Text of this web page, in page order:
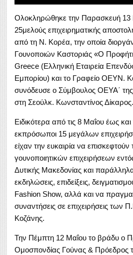
Ολοκληρώθηκε την Παρασκευή 13
25μελούς επιχειρηματικής
από τη Ν. Κορέα, την οποία
Γουνοποιών Καστοριάς «Ο
Greece (Ελληνική Εταιρεία
Εμπορίου) και το Γραφείο ΟΕΥΝ.
συνόδευσε ο Σύμβουλος ΟΕΥΑ΄
στη Σεούλκ. Κωνσταντίνος Δίκαρος.
Ειδικότερα από τις 8 Μαΐου έως και
εκπρόσωποι 15 μεγάλων
είχαν την ευκαιρία να επισκεφτούν
γουνοποιητικών επιχειρήσεων
Δυτικής Μακεδονίας και
εκδηλώσεις, επιδείξεις,
Fashion Show, αλλά και να
συναντήσεις σε επιχειρήσεις των
Κοζάνης.
Την Πέμπτη 12 Μαΐου το βράδυ ο
Ομοσπονδίας Γούνας & Πρόεδρος